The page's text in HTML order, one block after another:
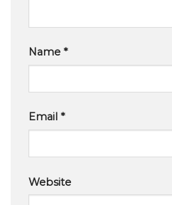
Name *
Email *
Website